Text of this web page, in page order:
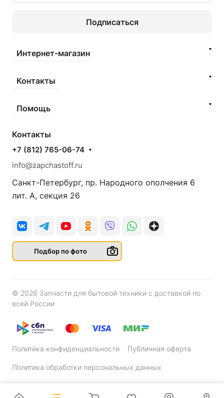
Подписаться
Интернет-магазин
Контакты
Помощь
Контакты
+7 (812) 765-06-74
info@zapchastoff.ru
Санкт-Петербург, пр. Народного ополчения 6
лит. А, секция 26
Подбор по фото
© 2026 Запчасти для бытовой техники с доставкой по
всей России
Политика конфиденциальности Публичная оферта
Политика обработки персональных данных